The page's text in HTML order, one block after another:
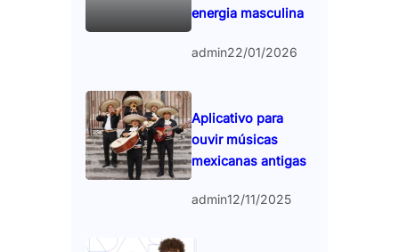
energia masculina
admin22/01/2026
Aplicativo para
ouvir músicas
mexicanas antigas
admin12/11/2025